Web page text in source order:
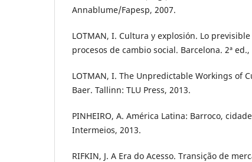
Annablume/Fapesp, 2007.
LOTMAN, I. Cultura y explosión. Lo
procesos de cambio social. Barcelona. 2ª
LOTMAN, I. The Unpredictable Workings of
Baer. Tallinn: TLU Press, 2013.
PINHEIRO, A. América Latina: Barroco,
Intermeios, 2013.
RIFKIN, J. A Era do Acesso. Transição de